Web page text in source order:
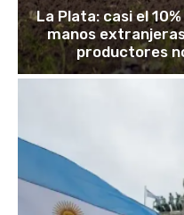
La Plata: casi el
manos
productores